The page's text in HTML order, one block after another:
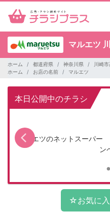
マルエツ
ホーム 都道府県 神奈川県
川崎
ホーム
お店の名前 マルエツ
本日公開中のチラシ
マルエツのネットスーパー
ン